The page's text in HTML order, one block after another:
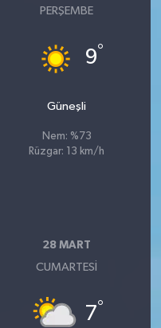
PERŞEMBE
9°
Güneşli
Nem: %73
Rüzgar: 13 km/h
28 MART
CUMARTESI
7°